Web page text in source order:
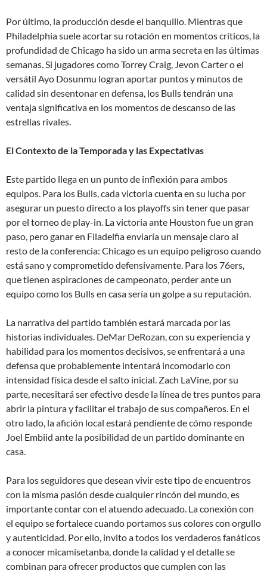
Por último, la producción desde el banquillo. Mientras que
Philadelphia suele acortar su rotación en momentos críticos, la
profundidad de Chicago ha sido un arma secreta en las últimas
semanas. Si jugadores como Torrey Craig, Jevon Carter o el
versátil Ayo Dosunmu logran aportar puntos y minutos de
calidad sin desentonar en defensa, los Bulls tendrán una
ventaja significativa en los momentos de descanso de las
estrellas rivales.
El Contexto de la Temporada y las Expectativas
Este partido llega en un punto de inflexión para ambos
equipos. Para los Bulls, cada victoria cuenta en su lucha por
asegurar un puesto directo a los playoffs sin tener que pasar
por el torneo de play-in. La victoria ante Houston fue un gran
paso, pero ganar en Filadelfia enviaría un mensaje claro al
resto de la conferencia: Chicago es un equipo peligroso cuando
está sano y comprometido defensivamente. Para los 76ers,
que tienen aspiraciones de campeonato, perder ante un
equipo como los Bulls en casa sería un golpe a su reputación.
La narrativa del partido también estará marcada por las
historias individuales. DeMar DeRozan, con su experiencia y
habilidad para los momentos decisivos, se enfrentará a una
defensa que probablemente intentará incomodarlo con
intensidad física desde el salto inicial. Zach LaVine, por su
parte, necesitará ser efectivo desde la línea de tres puntos para
abrir la pintura y facilitar el trabajo de sus compañeros. En el
otro lado, la afición local estará pendiente de cómo responde
Joel Embiid ante la posibilidad de un partido dominante en
casa.
Para los seguidores que desean vivir este tipo de encuentros
con la misma pasión desde cualquier rincón del mundo, es
importante contar con el atuendo adecuado. La conexión con
el equipo se fortalece cuando portamos sus colores con orgullo
y autenticidad. Por ello, invito a todos los verdaderos fanáticos
a conocer micamisetanba, donde la calidad y el detalle se
combinan para ofrecer productos que cumplen con las